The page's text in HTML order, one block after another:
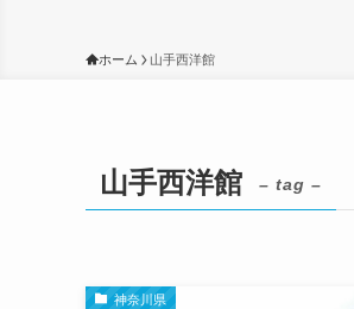
ホーム 山手西洋館
山手西洋館 – tag –
神奈川県